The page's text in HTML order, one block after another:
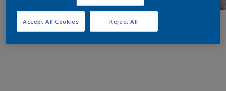
Reject All
Accept All Cookies